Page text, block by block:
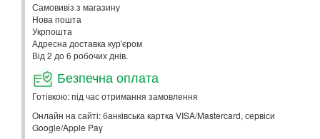
Самовивіз з магазину
Нова пошта
Укрпошта
Адресна доставка кур'єром
Від 2 до 6 робочих днів.
Безпечна оплата
Готівкою: під час отримання замовлення
Онлайн на сайті: банківська картка VISA/Mastercard, сервіси
Google/Apple Pay